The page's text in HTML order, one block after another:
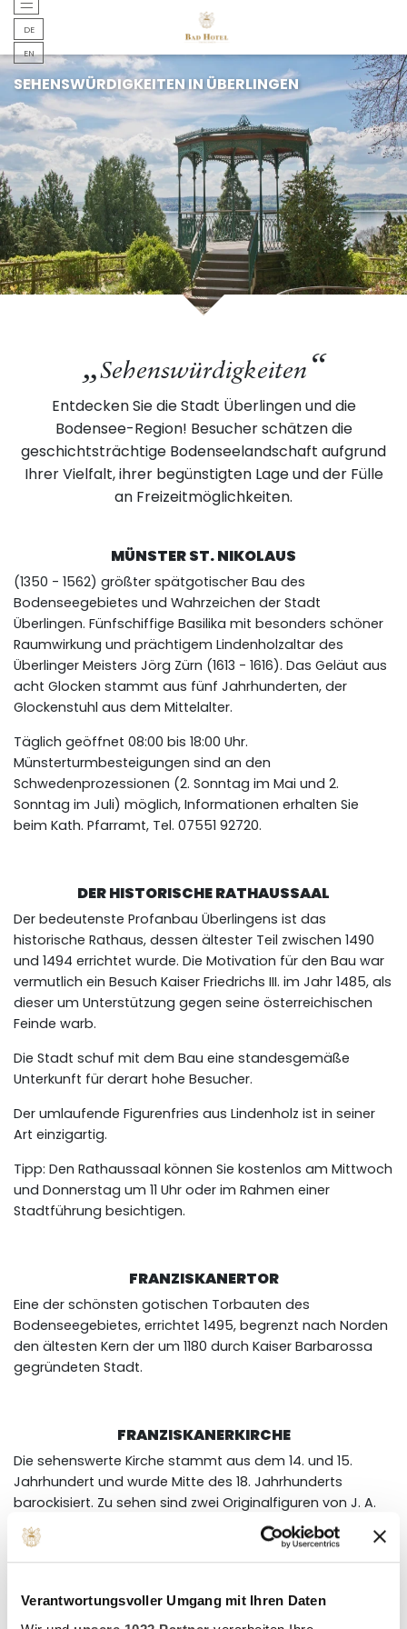
Verantwortungsvoller Umgang mit Ihren Daten
DEDEUTSCH
ENDEUTSCH
SEHENSWÜRDIGKEITEN IN ÜBERLINGEN
Sehenswürdigkeiten
Entdecken Sie die Stadt Überlingen und die
Bodensee-Region! Besucher schätzen die
geschichtsträchtige Bodenseelandschaft aufgrund
Ihrer Vielfalt, ihrer begünstigten Lage und der Fülle
an Freizeitmöglichkeiten.
MÜNSTER ST. NIKOLAUS
(1350 - 1562) größter spätgotischer Bau des
Bodenseegebietes und Wahrzeichen der Stadt
Überlingen. Fünfschiffige Basilika mit besonders schöner
Raumwirkung und prächtigem Lindenholzaltar des
Überlinger Meisters Jörg Zürn (1613 - 1616). Das Geläut aus
acht Glocken stammt aus fünf Jahrhunderten, der
Glockenstuhl aus dem Mittelalter.
Täglich geöffnet 08:00 bis 18:00 Uhr.
Münsterturmbesteigungen sind an den
Schwedenprozessionen (2. Sonntag im Mai und 2.
Sonntag im Juli) möglich, Informationen erhalten Sie
beim Kath. Pfarramt, Tel. 07551 92720.
DER HISTORISCHE RATHAUSSAAL
Der bedeutenste Profanbau Überlingens ist das
historische Rathaus, dessen ältester Teil zwischen 1490
und 1494 errichtet wurde. Die Motivation für den Bau war
vermutlich ein Besuch Kaiser Friedrichs III. im Jahr 1485, als
dieser um Unterstützung gegen seine österreichischen
Feinde warb.
Die Stadt schuf mit dem Bau eine standesgemäße
Unterkunft für derart hohe Besucher.
Der umlaufende Figurenfries aus Lindenholz ist in seiner
Art einzigartig.
Tipp: Den Rathaussaal können Sie kostenlos am Mittwoch
und Donnerstag um 11 Uhr oder im Rahmen einer
Stadtführung besichtigen.
FRANZISKANERTOR
Eine der schönsten gotischen Torbauten des
Bodenseegebietes, errichtet 1495, begrenzt nach Norden
den ältesten Kern der um 1180 durch Kaiser Barbarossa
gegründeten Stadt.
FRANZISKANERKIRCHE
Die sehenswerte Kirche stammt aus dem 14. und 15.
Jahrhundert und wurde Mitte des 18. Jahrhunderts
barockisiert. Zu sehen sind zwei Originalfiguren von J. A.
Feuchtmayer, dem bedeutendsten Bildhauer und
Stukkateur des Bodenseeraumes.
STÄDTISCHES MUSEUM